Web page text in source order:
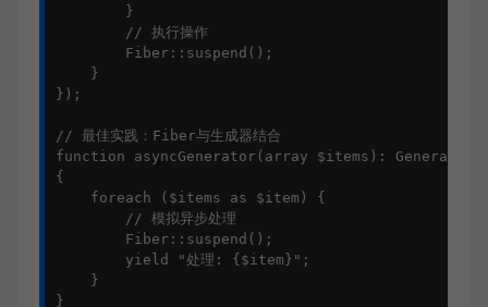
        }
        // 执行操作
        Fiber::suspend();
    }
});
// 最佳实践：Fiber与生成器结合
function asyncGenerator(array $items): Generator
{
    foreach ($items as $item) {
        // 模拟异步处理
        Fiber::suspend();
        yield "处理: {$item}";
    }